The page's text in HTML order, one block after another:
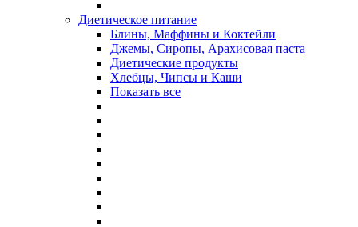
Диетическое питание
Блины, Маффины и Коктейли
Джемы, Сиропы, Арахисовая паста
Диетические продукты
Хлебцы, Чипсы и Каши
Показать все